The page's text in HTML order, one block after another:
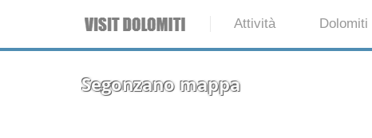
Attività Dolomiti
Segonzano mappa